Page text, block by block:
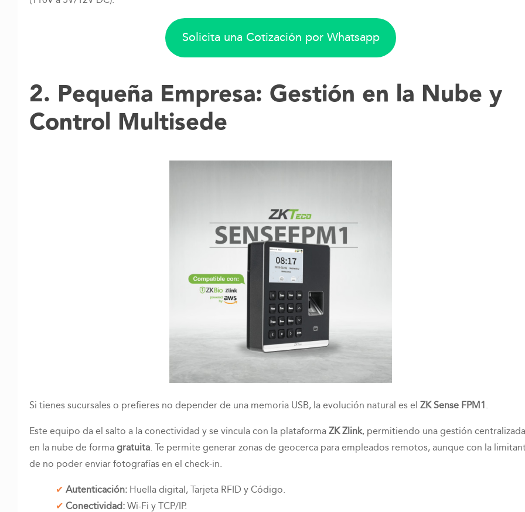
Solicita una Cotización por Whatsapp
2. Pequeña Empresa: Gestión en la Nube y
Control Multisede
Si tienes sucursales o prefieres no depender de una memoria USB, la evolución natural es el ZK Sense FPM1.
Este equipo da el salto a la conectividad y se vincula con la plataformaZK Zlink, permitiendo una gestión centralizada
en la nube de formagratuita. Te permite generar zonas de geocerca para empleados remotos, aunque con la
de no poder enviar fotografías en el check-in.
Autenticación:Huella digital, Tarjeta RFID y Código.
Conectividad:Wi-Fi y TCP/IP.